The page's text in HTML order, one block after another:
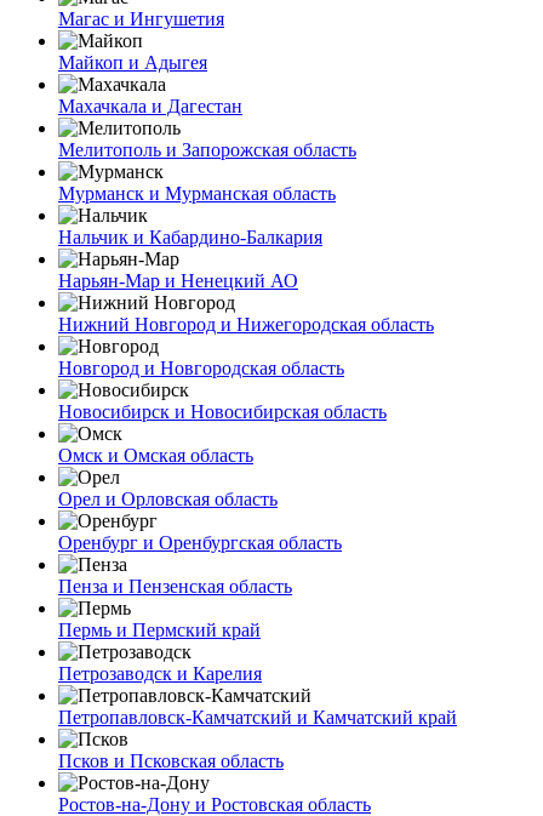
Магас и Ингушетия
Майкоп и Адыгея
Махачкала и Дагестан
Мелитополь и Запорожская область
Мурманск и Мурманская область
Нальчик и Кабардино-Балкария
Нарьян-Мар и Ненецкий АО
Нижний Новгород и Нижегородская область
Новгород и Новгородская область
Новосибирск и Новосибирская область
Омск и Омская область
Орел и Орловская область
Оренбург и Оренбургская область
Пенза и Пензенская область
Пермь и Пермский край
Петрозаводск и Карелия
Петропавловск-Камчатский и Камчатский край
Псков и Псковская область
Ростов-на-Дону и Ростовская область